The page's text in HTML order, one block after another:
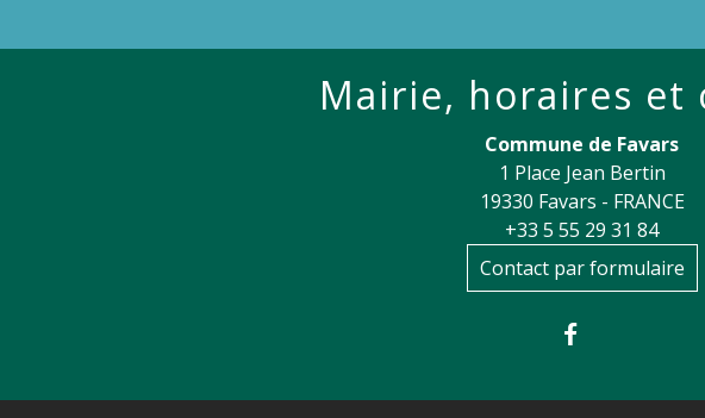
Mairie, horaires et
Commune de Favars
1 Place Jean Bertin
19330 Favars - FRANCE
+33 5 55 29 31 84
Contact par formulaire